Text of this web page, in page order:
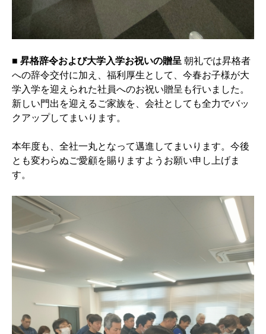
■ 昇格辞令および大学入学お祝いの贈呈朝礼では昇格者
への辞令交付に加え、福利厚生として、今春お子様が大
学入学を迎えられた社員へのお祝い贈呈も行いました。
新しい門出を迎えるご家族を、会社としても全力でバッ
クアップしてまいります。
本年度も、全社一丸となって邁進してまいります。今後
とも変わらぬご愛顧を賜りますようお願い申し上げま
す。